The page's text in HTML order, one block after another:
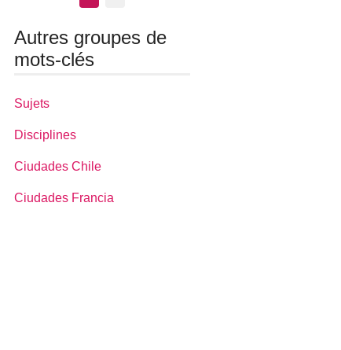
Autres groupes de
mots-clés
Sujets
Disciplines
Ciudades Chile
Ciudades Francia